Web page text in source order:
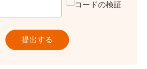
提出する